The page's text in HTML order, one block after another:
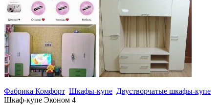
Фабрика Комфорт Шкафы-купе Двустворчатые шкафы-купе
Шкаф-купе Эконом 4